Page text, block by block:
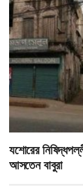
যশোরের
আসতেন বাবুরা